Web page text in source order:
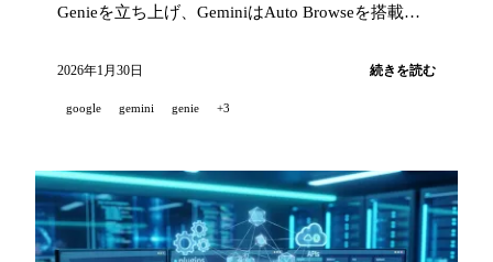
Genieを立ち上げ、GeminiはAuto Browseを搭載し
し、Personal IntelligenceはあなたのGoogleアプリを
2026年1月30日 続きを読む
google gemini genie +3